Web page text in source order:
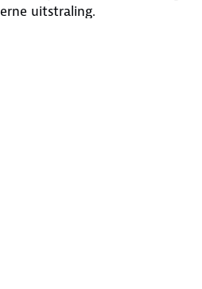
uitstraling.
is de meegeleverde Jetboil
afgelegen plekken.
water binnen slechts
is het bijzonder geschikt
warme dranken onderweg.
klik systeem maakt het
eenvoudig en intuïtief.
draaiknop waarmee de